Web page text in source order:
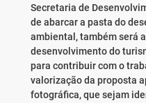
Secretaria de
de abarcar a pasta do
ambiental, também será
desenvolvimento do
para contribuir com o
valorização da proposta
fotográfica, que sejam